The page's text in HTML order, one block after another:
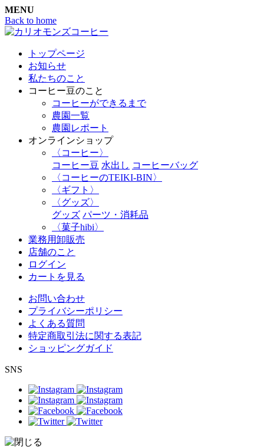
MENU
Back to home
トップページ
お知らせ
私たちのこと
コーヒー豆のこと
コーヒーができるまで
農園一覧
農園レポート
オンラインショップ
〈コーヒー〉
コーヒー豆 水出し コーヒーバッグ
〈コーヒーのTEIKI-BIN〉
〈ギフト〉
〈グッズ〉
グッズ パーツ・消耗品
〈菓子hibi〉
業務用卸販売
店舗のこと
ログイン
カートを見る
お問い合わせ
プライバシーポリシー
よくある質問
特定商取引法に関する表記
ショッピングガイド
SNS